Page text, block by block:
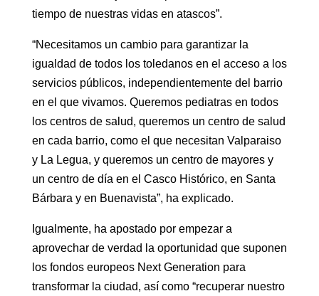
tiempo de nuestras vidas en atascos”.
“Necesitamos un cambio para garantizar la
igualdad de todos los toledanos en el acceso a los
servicios públicos, independientemente del barrio
en el que vivamos. Queremos pediatras en todos
los centros de salud, queremos un centro de salud
en cada barrio, como el que necesitan Valparaiso
y La Legua, y queremos un centro de mayores y
un centro de día en el Casco Histórico, en Santa
Bárbara y en Buenavista”, ha explicado.
Igualmente, ha apostado por empezar a
aprovechar de verdad la oportunidad que suponen
los fondos europeos Next Generation para
transformar la ciudad, así como “recuperar nuestro